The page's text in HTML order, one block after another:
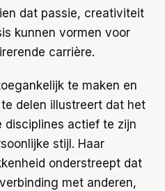
dat passie, creativiteit
kunnen vormen voor
carrière.
te maken en
delen illustreert dat het
disciplines actief te zijn
stijl. Haar
onderstreept dat
met anderen,